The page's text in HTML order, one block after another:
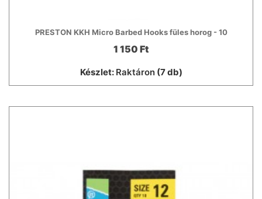
PRESTON KKH Micro Barbed Hooks füles horog - 10
1 150 Ft
Készlet: Raktáron(7 db)